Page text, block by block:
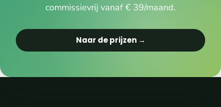
commissievrij vanaf € 39/maand.
Naar de prijzen →